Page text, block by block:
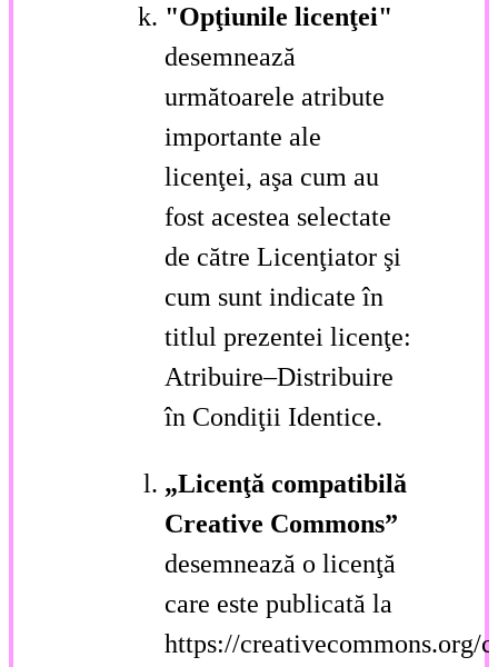
"Opţiunile licenţei"
desemnează
următoarele atribute
importante ale
licenţei, aşa cum au
fost acestea selectate
de către Licenţiator şi
cum sunt indicate în
titlul prezentei licenţe:
Atribuire–Distribuire
în Condiţii Identice.
„Licenţă compatibilă
Creative Commons”
desemnează o licenţă
care este publicată la
https://creativecommons.org/